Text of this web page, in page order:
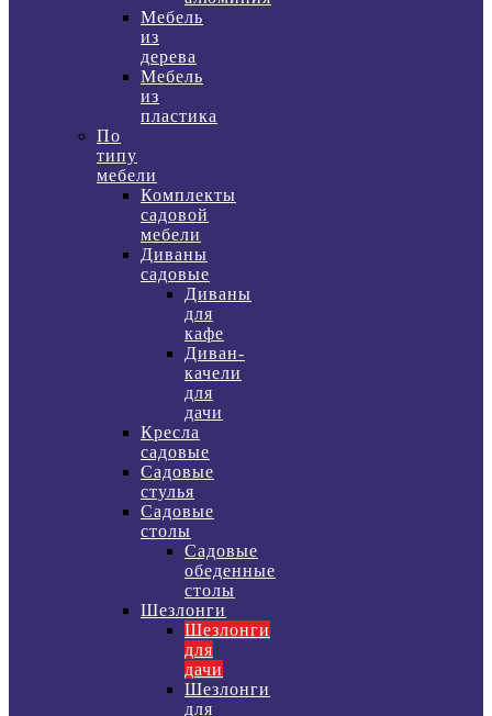
Мебель
из
дерева
Мебель
из
пластика
По
типу
мебели
Комплекты
садовой
мебели
Диваны
садовые
Диваны
для
кафе
Диван-
качели
для
дачи
Кресла
садовые
Садовые
стулья
Садовые
столы
Садовые
обеденные
столы
Шезлонги
Шезлонги
для
дачи
Шезлонги
для